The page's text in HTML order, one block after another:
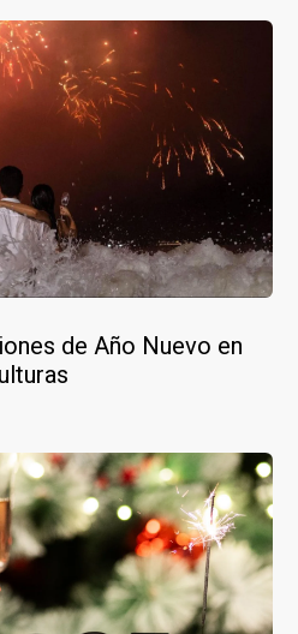
de Año Nuevo en